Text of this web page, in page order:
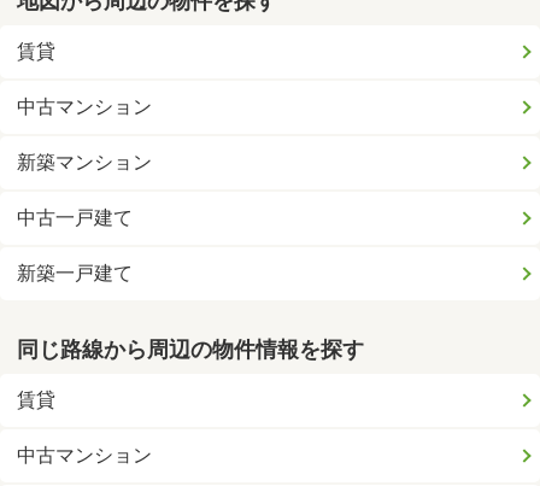
賃貸
中古マンション
新築マンション
中古一戸建て
新築一戸建て
同じ路線から周辺の物件情報を探す
賃貸
中古マンション